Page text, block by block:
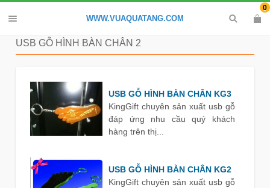
WWW.VUAQUATANG.COM
0
USB GỖ HÌNH BÀN CHÂN 2
USB GỖ HÌNH BÀN CHÂN KG3
KingGift chuyên sản xuất usb gỗ
đáp ứng nhu cầu quý khách
hàng trên thị...
USB GỖ HÌNH BÀN CHÂN KG2
KingGift chuyên sản xuất usb gỗ